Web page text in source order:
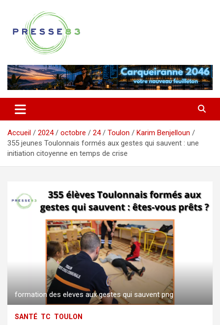
contenu
Presse 83
Accueil 2024 octobre 24 Toulon
Karim Benjelloun
355 jeunes Toulonnais formés aux gestes qui sauvent : une
initiation citoyenne en temps de crise
formation des eleves aux gestes qui sauvent png
SANTÉ TC TOULON